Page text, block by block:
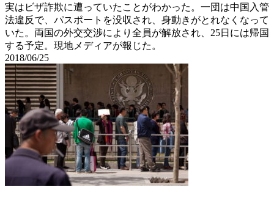
実はビザ詐欺に遭っていたことがわかった。一団は中国入管
法違反で、パスポートを没収され、身動きがとれなくなって
いた。両国の外交交渉により全員が解放され、25日には帰国
する予定。現地メディアが報じた。
2018/06/25